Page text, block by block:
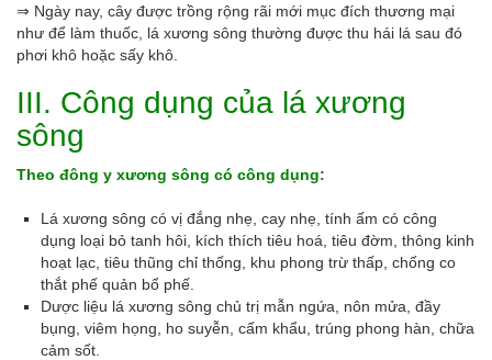
⇒ Ngày nay, cây được trồng rộng rãi mới mục đích thương mại
như để làm thuốc, lá xương sông thường được thu hái lá sau đó
phơi khô hoặc sấy khô.
III. Công dụng của lá xương
sông
Theo đông y xương sông có công dụng:
Lá xương sông có vị đắng nhẹ, cay nhẹ, tính ấm có công
dụng loại bỏ tanh hôi, kích thích tiêu hoá, tiêu đờm, thông kinh
hoạt lạc, tiêu thũng chỉ thống, khu phong trừ thấp, chống co
thắt phế quản bổ phế.
Dược liệu lá xương sông chủ trị mẫn ngứa, nôn mửa, đầy
bụng, viêm họng, ho suyễn, cấm khẩu, trúng phong hàn, chữa
cảm sốt.